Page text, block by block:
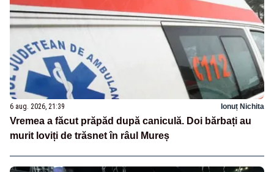
6 aug. 2026, 21:39 Ionuț Nichita
Vremea a făcut prăpăd după caniculă. Doi bărbați au
murit loviți de trăsnet în râul Mureș